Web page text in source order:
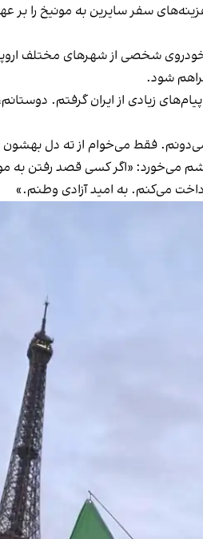
سفر سایرین به مونیخ را بر
شخصی از شهرهای مختلف
شود.
زیادی از ایران گرفتم.
می‌دونم. فقط می‌خوام از ته دل
می‌خورد: «اگر کسی قصد رفتن